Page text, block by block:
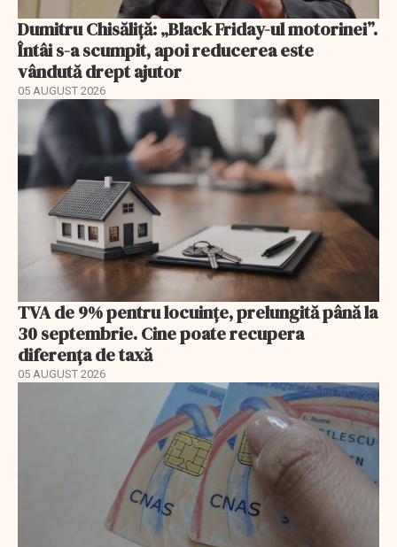
Dumitru Chisăliță: „Black Friday-ul motorinei”.
Întâi s-a scumpit, apoi reducerea este
vândută drept ajutor
05 AUGUST 2026
TVA de 9% pentru locuințe, prelungită până la
30 septembrie. Cine poate recupera
diferența de taxă
05 AUGUST 2026